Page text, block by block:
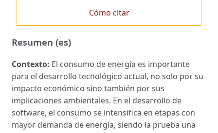
Cómo citar
Resumen (es)
Contexto: El consumo de energía es importante
para el desarrollo tecnológico actual, no solo por su
impacto económico sino también por sus
implicaciones ambientales. En el desarrollo de
software, el consumo se intensifica en etapas con
mayor demanda de energía, siendo la prueba una